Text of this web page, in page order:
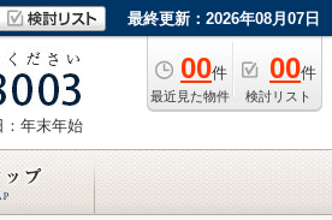
最終更新：2026年08月07日
00件
最近見た物件
00件
検討リスト
：年末年始